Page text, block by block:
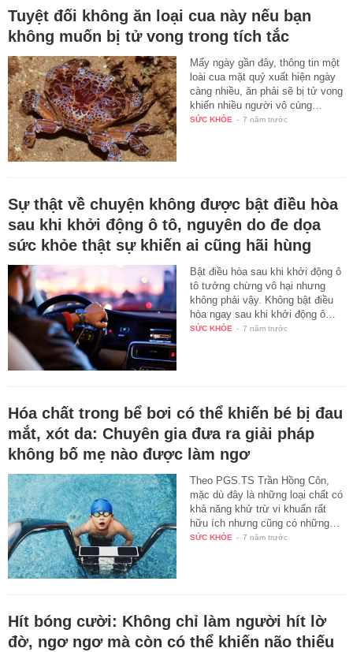
Tuyệt đối không ăn loại cua này nếu bạn
không muốn bị tử vong trong tích tắc
Mấy ngày gần đây, thông tin một
loài cua mặt quỷ xuất hiện ngày
càng nhiều, ăn phải sẽ bị tử vong
khiến nhiều người vô cùng…
SỨC KHỎE - 7 năm trước
Sự thật về chuyện không được bật điều hòa
sau khi khởi động ô tô, nguyên do đe dọa
sức khỏe thật sự khiến ai cũng hãi hùng
Bật điều hòa sau khi khởi động ô
tô tưởng chừng vô hại nhưng
không phải vậy. Không bật điều
hòa ngay sau khi khởi động ô…
SỨC KHỎE - 7 năm trước
Hóa chất trong bể bơi có thể khiến bé bị đau
mắt, xót da: Chuyên gia đưa ra giải pháp
không bố mẹ nào được làm ngơ
Theo PGS.TS Trần Hồng Côn,
mặc dù đây là những loại chất có
khả năng khử trừ vi khuẩn rất
hữu ích nhưng cũng có những…
SỨC KHỎE - 7 năm trước
Hít bóng cười: Không chỉ làm người hít lờ
đờ, ngơ ngơ mà còn có thể khiến não thiếu